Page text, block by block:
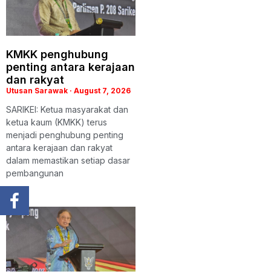
KMKK penghubung
penting antara kerajaan
dan rakyat
Utusan Sarawak August 7, 2026
SARIKEI: Ketua masyarakat dan
ketua kaum (KMKK) terus
menjadi penghubung penting
antara kerajaan dan rakyat
dalam memastikan setiap dasar
pembangunan